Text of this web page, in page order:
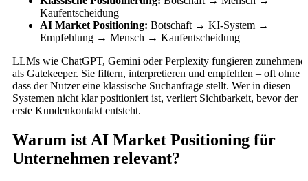
Kaufentscheidung
AI Market Positioning: Botschaft → KI-System →
Empfehlung → Mensch → Kaufentscheidung
LLMs wie ChatGPT, Gemini oder Perplexity fungieren zunehmend
als Gatekeeper. Sie filtern, interpretieren und empfehlen – oft ohne
dass der Nutzer eine klassische Suchanfrage stellt. Wer in diesen
Systemen nicht klar positioniert ist, verliert Sichtbarkeit, bevor der
erste Kundenkontakt entsteht.
Warum ist AI Market Positioning für
Unternehmen relevant?